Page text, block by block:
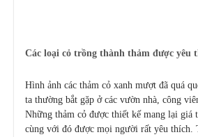
Các loại cỏ trồng thành thảm được yêu
Hình ảnh các thảm cỏ xanh mượt đã quá
ta thường bắt gặp ở các vườn nhà, công
Những thảm cỏ được thiết kế mang lại giá
cùng với đó được mọi người rất yêu thích.